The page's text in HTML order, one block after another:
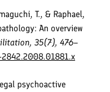
T., & Raphael,
An overview
35(7), 476–
psychoactive